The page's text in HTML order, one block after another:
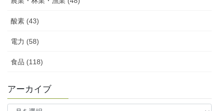
酸素 (43)
電力 (58)
食品 (118)
アーカイブ
ア